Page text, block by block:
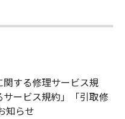
関する修理サービス規
ービス規約」「引取修
知らせ